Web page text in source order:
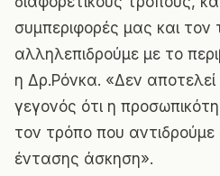
συμπεριφορές μας και τον
αλληλεπιδρούμε με το
η Δρ.Ρόνκα. «Δεν
γεγονός ότι η
τον τρόπο που αντιδρούμε
έντασης άσκηση».